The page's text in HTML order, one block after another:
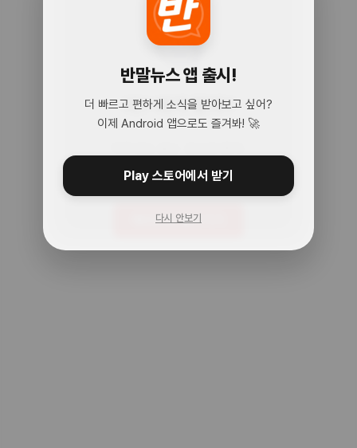
🧐
어? 여기 맞아?
주소를 다시 확인해봐!
메인으로 돌아가기
반말뉴스 앱 출시!
더 빠르고 편하게 소식을 받아보고 싶어?
이제 Android 앱으로도 즐겨봐! 🚀
Play 스토어에서 받기
다시 안보기